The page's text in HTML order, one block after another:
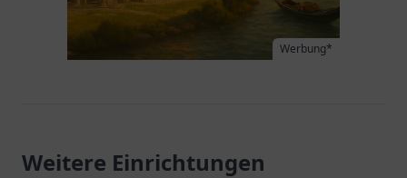
Werbung*
Weitere Einrichtungen